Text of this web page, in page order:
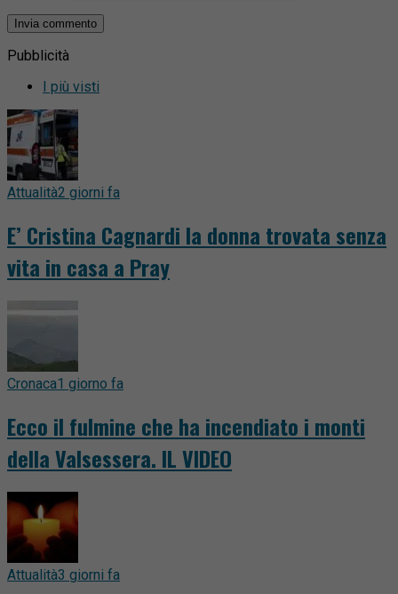
Pubblicità
I più visti
Attualità2 giorni fa
E’ Cristina Cagnardi la donna trovata senza
vita in casa a Pray
Cronaca1 giorno fa
Ecco il fulmine che ha incendiato i monti
della Valsessera. IL VIDEO
Attualità3 giorni fa